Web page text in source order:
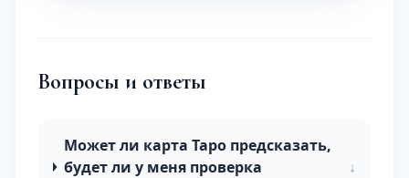
Вопросы и ответы
Может ли карта Таро предсказать,
будет ли у меня проверка
↓